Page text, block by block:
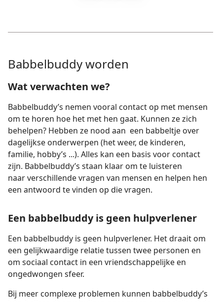
Babbelbuddy worden
Wat verwachten we?
Babbelbuddy’s nemen vooral contact op met mensen
om te horen hoe het met hen gaat. Kunnen ze zich
behelpen? Hebben ze nood aan een babbeltje over
dagelijkse onderwerpen (het weer, de kinderen,
familie, hobby’s ...). Alles kan een basis voor contact
zijn. Babbelbuddy’s staan klaar om te luisteren
naar verschillende vragen van mensen en helpen hen
een antwoord te vinden op die vragen.
Een babbelbuddy is geen hulpverlener
Een babbelbuddy is geen hulpverlener. Het draait om
een gelijkwaardige relatie tussen twee personen en
om sociaal contact in een vriendschappelijke en
ongedwongen sfeer.
Bij meer complexe problemen kunnen babbelbuddy’s